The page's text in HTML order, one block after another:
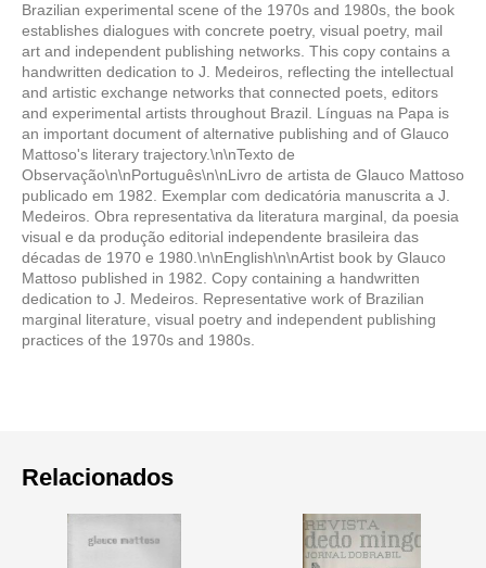
Brazilian experimental scene of the 1970s and 1980s, the book
establishes dialogues with concrete poetry, visual poetry, mail
art and independent publishing networks. This copy contains a
handwritten dedication to J. Medeiros, reflecting the intellectual
and artistic exchange networks that connected poets, editors
and experimental artists throughout Brazil. Línguas na Papa is
an important document of alternative publishing and of Glauco
Mattoso's literary trajectory.\n\nTexto de
Observação\n\nPortuguês\n\nLivro de artista de Glauco Mattoso
publicado em 1982. Exemplar com dedicatória manuscrita a J.
Medeiros. Obra representativa da literatura marginal, da poesia
visual e da produção editorial independente brasileira das
décadas de 1970 e 1980.\n\nEnglish\n\nArtist book by Glauco
Mattoso published in 1982. Copy containing a handwritten
dedication to J. Medeiros. Representative work of Brazilian
marginal literature, visual poetry and independent publishing
practices of the 1970s and 1980s.
Relacionados